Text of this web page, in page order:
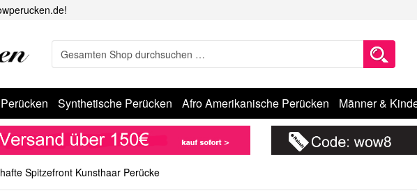
Synthetische Perücken Afro Amerikanische Perücken Männer &
Spitzefront Kunsthaar Perücke